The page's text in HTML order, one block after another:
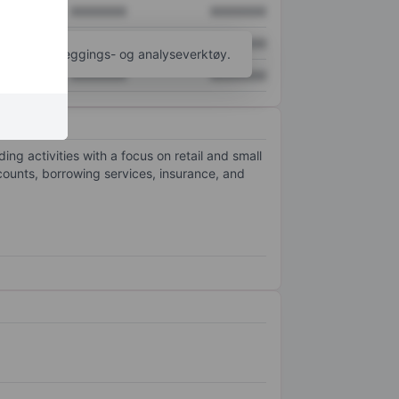
XXXXXXX XXXXXXX
flere kartleggings- og analyseverktøy.
activities with a focus on retail and small
borrowing services, insurance, and